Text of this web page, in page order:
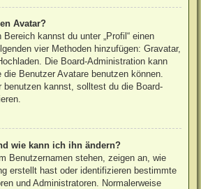
Avatar?
kannst du unter „Profil“ einen
vier Methoden hinzufügen: Gravatar,
Die Board-Administration kann
Benutzer Avatare benutzen können.
benutzen kannst, solltest du die Board-
wie kann ich ihn ändern?
Benutzernamen stehen, zeigen an, wie
erstellt hast oder identifizieren bestimmte
und Administratoren. Normalerweise